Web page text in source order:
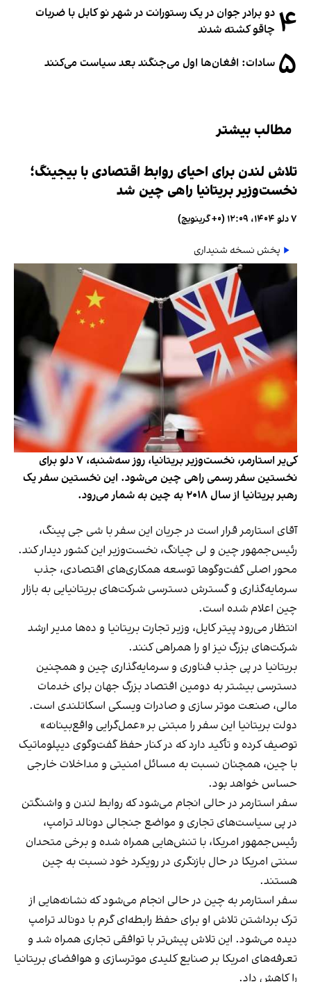
۴ دو برادر جوان در یک رستورانت در شهر نو کابل با ضربات
چاقو کشته شدند
۵ سادات: افغان‌ها اول می‌جنگند بعد سیاست می‌کنند
مطالب بیشتر
تلاش لندن برای احیای روابط اقتصادی با بیجینگ؛
نخست‌وزیر بریتانیا راهی چین شد
۷ دلو ۱۴۰۴، ۱۲:۰۹ (‎+۰ گرینویچ)
پخش نسخه شنیداری
کی‌یر استارمر، نخست‌وزیر بریتانیا، روز سه‌شنبه، ۷ دلو برای
نخستین سفر رسمی راهی چین می‌شود. این نخستین سفر یک
رهبر بریتانیا از سال ۲۰۱۸ به چین به شمار می‌رود.
آقای استارمر قرار است در جریان این سفر با شی جی پینگ،
رئیس‌جمهور چین و لی چیانگ، نخست‌وزیر این کشور دیدار کند.
محور اصلی گفت‌وگوها توسعه همکاری‌های اقتصادی، جذب
سرمایه‌گذاری و گسترش دسترسی شرکت‌های بریتانیایی به بازار
چین اعلام شده است.
انتظار می‌رود پیتر کایل، وزیر تجارت بریتانیا و ده‌ها مدیر ارشد
شرکت‌های بزرگ نیز او را همراهی کنند.
بریتانیا در پی جذب فناوری و سرمایه‌گذاری چین و همچنین
دسترسی بیشتر به دومین اقتصاد بزرگ جهان برای خدمات
مالی، صنعت موتر سازی و صادرات ویسکی اسکاتلندی است.
دولت بریتانیا این سفر را مبتنی بر «عمل‌گرایی واقع‌بینانه»
توصیف کرده و تأکید دارد که در کنار حفظ گفت‌وگوی دیپلوماتیک
با چین، همچنان نسبت به مسائل امنیتی و مداخلات خارجی
حساس خواهد بود.
سفر استارمر در حالی انجام می‌شود که روابط لندن و واشنگتن
در پی سیاست‌های تجاری و مواضع جنجالی دونالد ترامپ،
رئیس‌جمهور امریکا، با تنش‌هایی همراه شده و برخی متحدان
سنتی امریکا در حال بازنگری در رویکرد خود نسبت به چین
هستند.
سفر استارمر به چین در حالی انجام می‌شود که نشانه‌هایی از
ترک برداشتن تلاش او برای حفظ رابطه‌ای گرم با دونالد ترامپ
دیده می‌شود. این تلاش پیش‌تر با توافقی تجاری همراه شد و
تعرفه‌های امریکا بر صنایع کلیدی موترسازی و هوافضای بریتانیا
را کاهش داد.